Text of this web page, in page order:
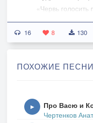
«Червь
– Очень
– Мяу! – кот
Лёгкий, такой,
Ромка и Жорка
Вместо ворот –
16 8 130
ПОХОЖИЕ ПЕСНИ
▶ Про Васю и
Чертенков